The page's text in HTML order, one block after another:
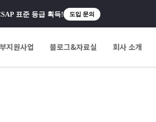
표준 등급 획득! 도입 문의
지원사업 블로그&자료실 회사 소개